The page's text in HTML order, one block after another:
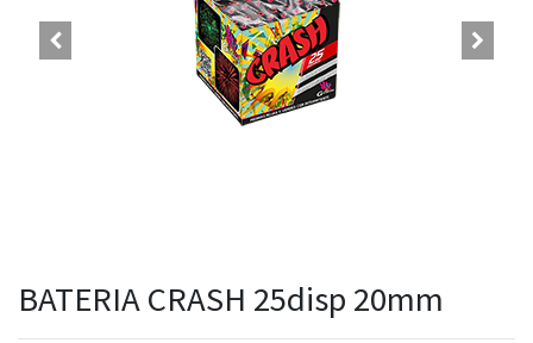
BATERIA CRASH 25disp 20mm